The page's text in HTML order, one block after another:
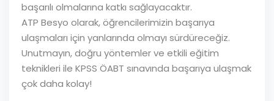
başarılı olmalarına katkı sağlayacaktır.
ATP Besyo olarak, öğrencilerimizin başarıya
ulaşmaları için yanlarında olmayı sürdüreceğiz.
Unutmayın, doğru yöntemler ve etkili eğitim
teknikleri ile KPSS ÖABT sınavında başarıya ulaşmak
çok daha kolay!